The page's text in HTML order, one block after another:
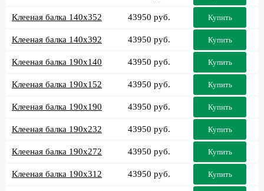
Клееная балка 140x352 43950 руб. Купить
Клееная балка 140x392 43950 руб. Купить
Клееная балка 190x140 43950 руб. Купить
Клееная балка 190x152 43950 руб. Купить
Клееная балка 190x190 43950 руб. Купить
Клееная балка 190x232 43950 руб. Купить
Клееная балка 190x272 43950 руб. Купить
Клееная балка 190x312 43950 руб. Купить